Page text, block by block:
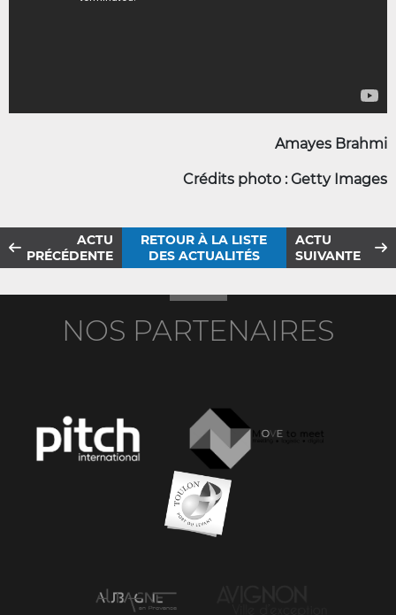
Amayes Brahmi
Crédits photo : Getty Images
ACTU
PRÉCÉDENTE
RETOUR À LA LISTE
DES ACTUALITÉS
ACTU
SUIVANTE
NOS PARTENAIRES